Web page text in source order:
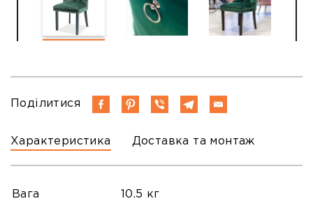
Характеристика Доставка та монтаж
Поділитися
Вага 10.5 кг